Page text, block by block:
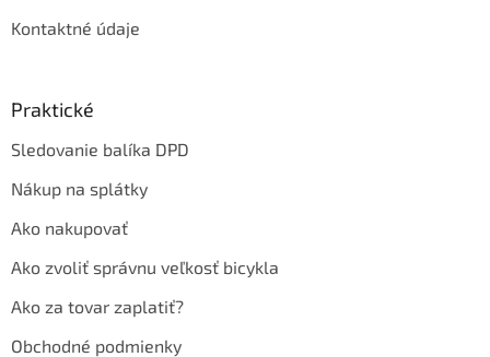
Kontaktné údaje
Praktické
Sledovanie balíka DPD
Nákup na splátky
Ako nakupovať
Ako zvoliť správnu veľkosť bicykla
Ako za tovar zaplatiť?
Obchodné podmienky